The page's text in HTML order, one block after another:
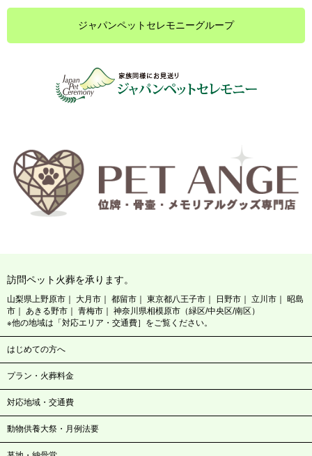
ジャパンペットセレモニーグループ
訪問ペット火葬を承ります。
山梨県上野原市 大月市 都留市 東京都八王子市 日野市 立川市
昭島
市
あきる野市 青梅市
神奈川県相模原市（緑区/中央区/南区）
※他の地域は「対応エリア・交通費］をご覧ください。
はじめての方へ
プラン・火葬料金
対応地域・交通費
動物供養大祭・月例法要